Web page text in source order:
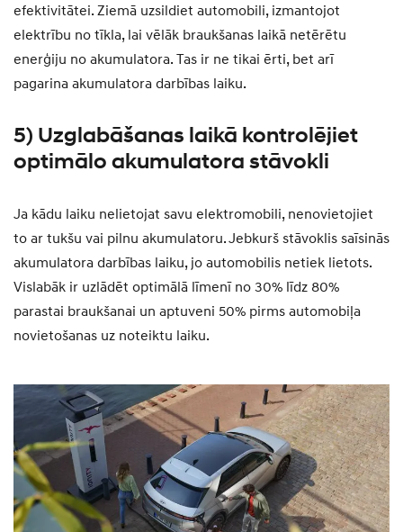
efektivitātei. Ziemā uzsildiet automobili, izmantojot
elektrību no tīkla, lai vēlāk braukšanas laikā netērētu
enerģiju no akumulatora. Tas ir ne tikai ērti, bet arī
pagarina akumulatora darbības laiku.
5) Uzglabāšanas laikā kontrolējiet
optimālo akumulatora stāvokli
Ja kādu laiku nelietojat savu elektromobili, nenovietojiet
to ar tukšu vai pilnu akumulatoru. Jebkurš stāvoklis saīsinās
akumulatora darbības laiku, jo automobilis netiek lietots.
Vislabāk ir uzlādēt optimālā līmenī no 30% līdz 80%
parastai braukšanai un aptuveni 50% pirms automobiļa
novietošanas uz noteiktu laiku.